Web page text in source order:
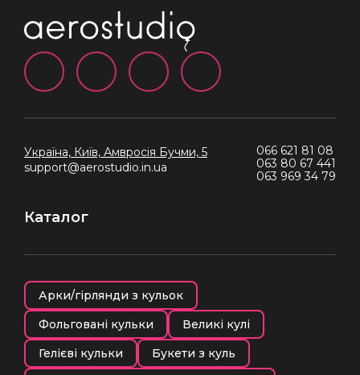
Україна, Київ, Амвросія Бучми, 5
support@aerostudio.in.ua
066 621 81 08
063 80 67 441
063 969 34 79
Каталог
Арки/гірлянди з кульок
Фольговані кульки
Великі кулі
Гелієві кульки
Букети з куль